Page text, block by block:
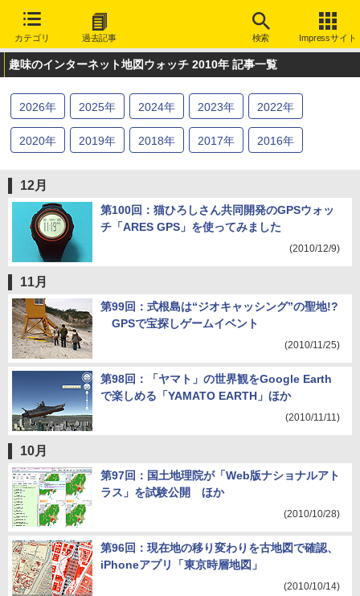
カテゴリ 過去記事 検索 Impressサイト
趣味のインターネット地図ウォッチ 2010年 記事一覧
2026年 2025年 2024年 2023年 2022年
2020年 2019年 2018年 2017年 2016年
2010年 2009年 2008年 2007年 2006年
12月
第100回：猫ひろしさん共同開発のGPSウォッ
チ「ARES GPS」を使ってみました
(2010/12/9)
11月
第99回：式根島は“ジオキャッシング”の聖地!?
GPSで宝探しゲームイベント
(2010/11/25)
第98回：「ヤマト」の世界観をGoogle Earth
で楽しめる「YAMATO EARTH」ほか
(2010/11/11)
10月
第97回：国土地理院が「Web版ナショナルアト
ラス」を試験公開 ほか
(2010/10/28)
第96回：現在地の移り変わりを古地図で確認、
iPhoneアプリ「東京時層地図」
(2010/10/14)